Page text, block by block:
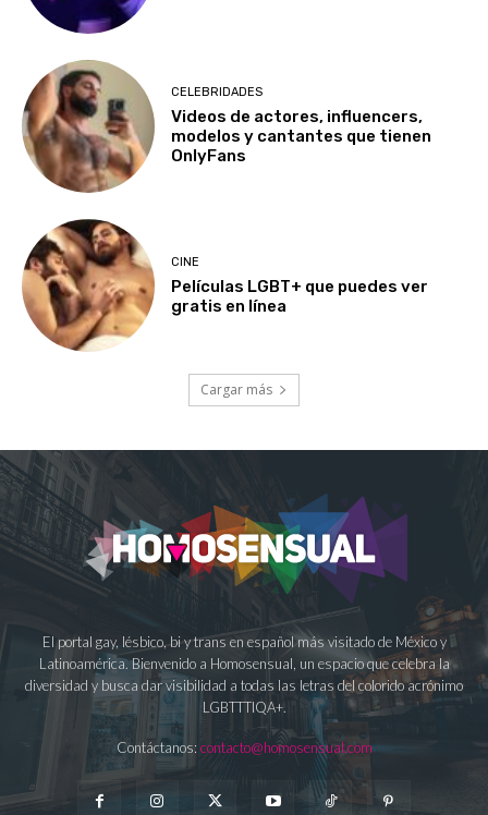
CELEBRIDADES
Videos de actores, influencers,
modelos y cantantes que tienen
OnlyFans
CINE
Películas LGBT+ que puedes ver
gratis en línea
Cargar más
El portal gay, lésbico, bi y trans en español más visitado de México y
Latinoamérica. Bienvenido a Homosensual, un espacio que celebra la
diversidad y busca dar visibilidad a todas las letras del colorido acrónimo
LGBTTTIQA+.
Contáctanos: contacto@homosensual.com